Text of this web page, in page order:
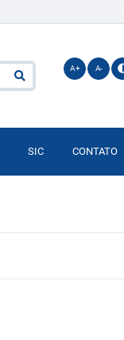
A+ A-
SIC CONTATO